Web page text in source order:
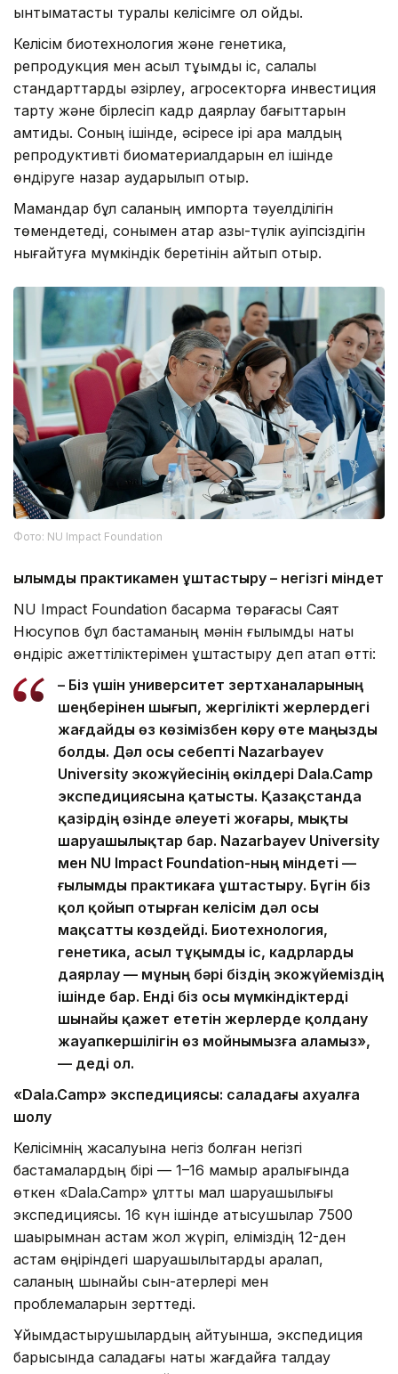
ынтымақтастық туралы келісімге қол қойды.
Келісім биотехнология және генетика,
репродукция мен асыл тұқымды іс, салалық
стандарттарды әзірлеу, агросекторға инвестиция
тарту және бірлесіп кадр даярлау бағыттарын
қамтиды. Соның ішінде, әсіресе ірі қара малдың
репродуктивті биоматериалдарын ел ішінде
өндіруге назар аударылып отыр.
Мамандар бұл саланың импортқа тәуелділігін
төмендетеді, сонымен қатар азық-түлік қауіпсіздігін
нығайтуға мүмкіндік беретінін айтып отыр.
Фото: NU Impact Foundation
Ғылымды практикамен ұштастыру – негізгі міндет
NU Impact Foundation басқарма төрағасы Саят
Нюсупов бұл бастаманың мәнін ғылымды нақты
өндіріс қажеттіліктерімен ұштастыру деп атап өтті:
– Біз үшін университет зертханаларының
шеңберінен шығып, жергілікті жерлердегі
жағдайды өз көзімізбен көру өте маңызды
болды. Дәл осы себепті Nazarbayev
University экожүйесінің өкілдері Dala.Camp
экспедициясына қатысты. Қазақстанда
қазірдің өзінде әлеуеті жоғары, мықты
шаруашылықтар бар. Nazarbayev University
мен NU Impact Foundation-ның міндеті —
ғылымды практикаға ұштастыру. Бүгін біз
қол қойып отырған келісім дәл осы
мақсатты көздейді. Биотехнология,
генетика, асыл тұқымды іс, кадрларды
даярлау — мұның бәрі біздің экожүйеміздің
ішінде бар. Енді біз осы мүмкіндіктерді
шынайы қажет ететін жерлерде қолдану
жауапкершілігін өз мойнымызға аламыз»,
— деді ол.
«Dala.Camp» экспедициясы: саладағы ахуалға
шолу
Келісімнің жасалуына негіз болған негізгі
бастамалардың бірі — 1–16 мамыр аралығында
өткен «Dala.Camp» ұлттық мал шаруашылығы
экспедициясы. 16 күн ішінде қатысушылар 7500
шақырымнан астам жол жүріп, еліміздің 12-ден
астам өңіріндегі шаруашылықтарды аралап,
саланың шынайы сын-қатерлері мен
проблемаларын зерттеді.
Ұйымдастырушылардың айтуынша, экспедиция
барысында саладағы нақты жағдайға талдау